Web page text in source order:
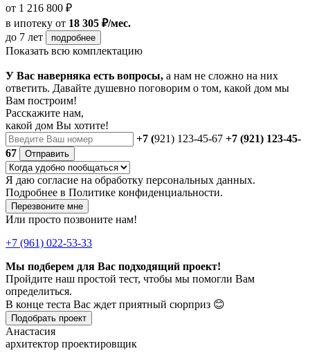
от 1 216 800 ₽
в ипотеку от 18 305 ₽/мес.
до 7 лет
подробнее
Показать всю комплектацию
У Вас наверняка есть вопросы, а нам не сложно на них
ответить. Давайте душевно поговорим о том, какой дом мы
Вам построим!
Расскажите нам,
какой дом Вы хотите!
+7 (921) 123-45-67 +7 (921) 123-45-
67
Отправить
Я даю согласие на обработку персональных данных.
Подробнее в Политике конфиденциальности.
Перезвоните мне
Или просто позвоните нам!
+7 (961) 022-53-33
Мы подберем для Вас подходящий проект!
Пройдите наш простой тест, чтобы мы помогли Вам
определиться.
В конце теста Вас ждет приятный сюрприз 😊
Подобрать проект
Анастасия
архитектор проектировщик